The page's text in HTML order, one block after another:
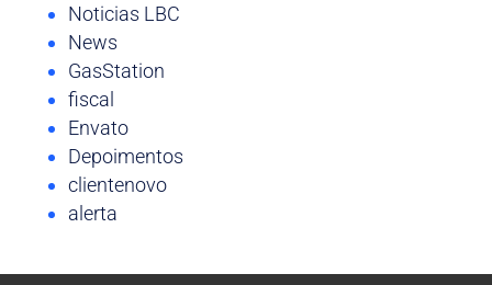
Noticias LBC
News
GasStation
fiscal
Envato
Depoimentos
clientenovo
alerta